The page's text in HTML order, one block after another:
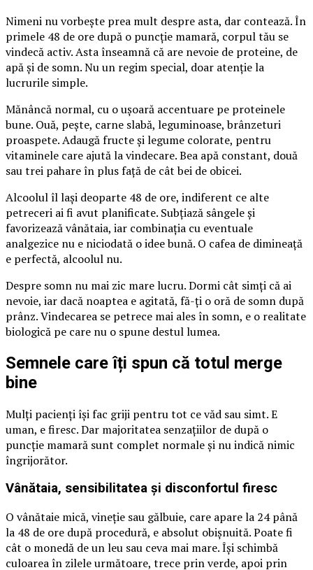
Nimeni nu vorbește prea mult despre asta, dar contează. În
primele 48 de ore după o puncție mamară, corpul tău se
vindecă activ. Asta înseamnă că are nevoie de proteine, de
apă și de somn. Nu un regim special, doar atenție la
lucrurile simple.
Mănâncă normal, cu o ușoară accentuare pe proteinele
bune. Ouă, pește, carne slabă, leguminoase, brânzeturi
proaspete. Adaugă fructe și legume colorate, pentru
vitaminele care ajută la vindecare. Bea apă constant, două
sau trei pahare în plus față de cât bei de obicei.
Alcoolul îl lași deoparte 48 de ore, indiferent ce alte
petreceri ai fi avut planificate. Subțiază sângele și
favorizează vânătaia, iar combinația cu eventuale
analgezice nu e niciodată o idee bună. O cafea de dimineață
e perfectă, alcoolul nu.
Despre somn nu mai zic mare lucru. Dormi cât simți că ai
nevoie, iar dacă noaptea e agitată, fă-ți o oră de somn după
prânz. Vindecarea se petrece mai ales în somn, e o realitate
biologică pe care nu o spune destul lumea.
Semnele care îți spun că totul merge
bine
Mulți pacienți își fac griji pentru tot ce văd sau simt. E
uman, e firesc. Dar majoritatea senzațiilor de după o
puncție mamară sunt complet normale și nu indică nimic
îngrijorător.
Vânătaia, sensibilitatea și disconfortul firesc
O vânătaie mică, vineție sau gălbuie, care apare la 24 până
la 48 de ore după procedură, e absolut obișnuită. Poate fi
cât o monedă de un leu sau ceva mai mare. Își schimbă
culoarea în zilele următoare, trece prin verde, apoi prin